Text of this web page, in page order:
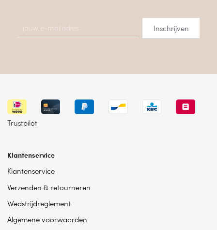
Trustpilot
Klantenservice
Klantenservice
Verzenden & retourneren
Wedstrijdreglement
Algemene voorwaarden